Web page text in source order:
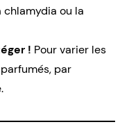
chlamydia ou la
! Pour varier les
parfumés, par